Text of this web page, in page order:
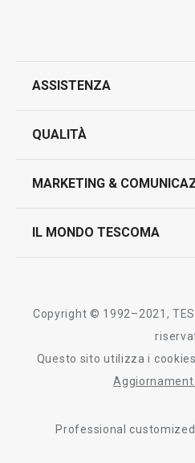
ASSISTENZA
contatti
QUALITÀ
test sui prodotti
MARKETING &
IL MONDO TESCOMA
Tescoma nel mondo
informativa whistleblowing
Copyright © 1992–2021,
Questo sito utilizza i cookies
Professional